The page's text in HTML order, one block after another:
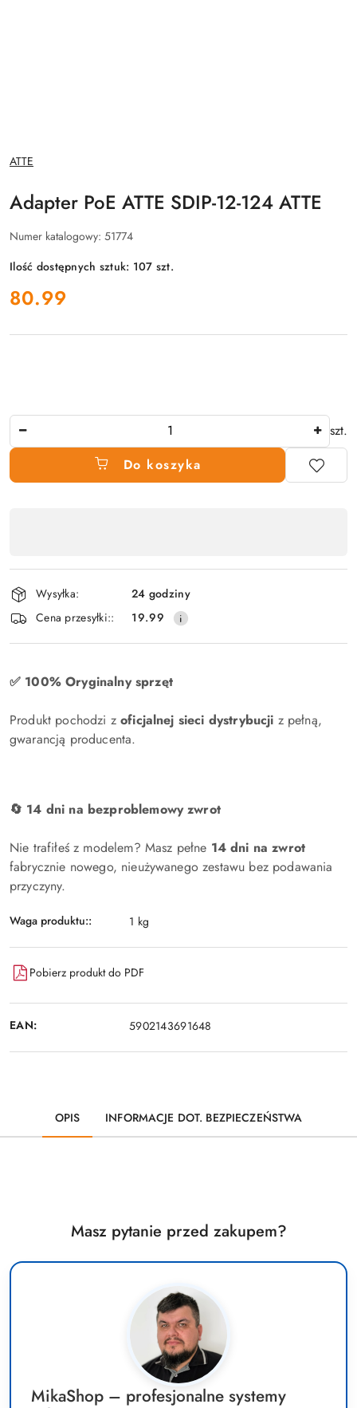
NAZWA
PRODUCENTA:
ATTE
Adapter PoE ATTE SDIP-12-124 ATTE
Numer katalogowy: 51774
Ilość dostępnych sztuk: 107 szt.
cena:
80.99
szt.
Do koszyka
,
płatność
i
dostawa
Wysyłka:
24 godziny
Cena przesyłki::
19.99
✅ 100% Oryginalny sprzęt
Produkt pochodzi zoficjalnej sieci dystrybucji z pełną,
gwarancją producenta.
🔄 14 dni na bezproblemowy zwrot
Nie trafiłeś z modelem? Masz pełne 14 dni na zwrot
fabrycznie nowego, nieużywanego zestawu bez podawania
przyczyny.
Waga produktu:: 1 kg
Pobierz produkt do PDF
EAN: 5902143691648
OPIS INFORMACJE DOT. BEZPIECZEŃSTWA
Masz pytanie przed zakupem?
MikaShop – profesjonalne systemy